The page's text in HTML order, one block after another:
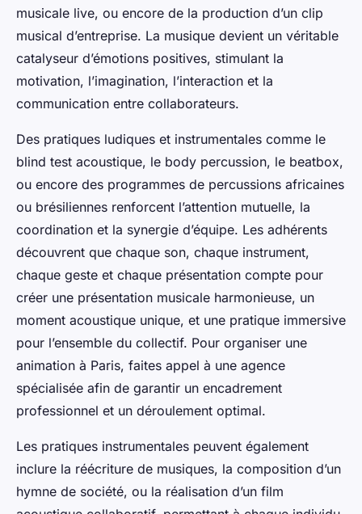
musicale live, ou encore de la production d’un clip
musical d’entreprise. La musique devient un véritable
catalyseur d’émotions positives, stimulant la
motivation, l’imagination, l’interaction et la
communication entre collaborateurs.
Des pratiques ludiques et instrumentales comme le
blind test acoustique, le body percussion, le beatbox,
ou encore des programmes de percussions africaines
ou brésiliennes renforcent l’attention mutuelle, la
coordination et la synergie d’équipe. Les adhérents
découvrent que chaque son, chaque instrument,
chaque geste et chaque présentation compte pour
créer une présentation musicale harmonieuse, un
moment acoustique unique, et une pratique immersive
pour l’ensemble du collectif. Pour organiser une
animation à Paris, faites appel à une agence
spécialisée afin de garantir un encadrement
professionnel et un déroulement optimal.
Les pratiques instrumentales peuvent également
inclure la réécriture de musiques, la composition d’un
hymne de société, ou la réalisation d’un film